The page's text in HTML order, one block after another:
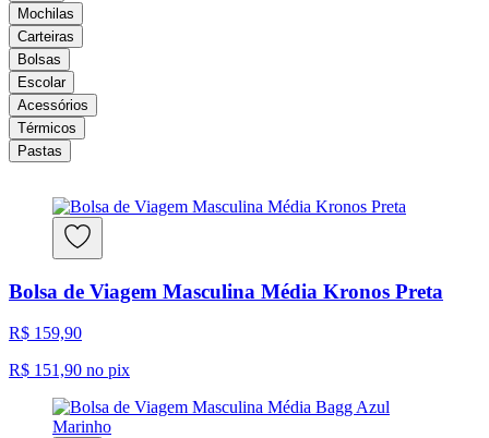
Mochilas
Carteiras
Bolsas
Escolar
Acessórios
Térmicos
Pastas
Bolsa de Viagem Masculina Média Kronos Preta
R$ 159,90
R$ 151,90 no pix